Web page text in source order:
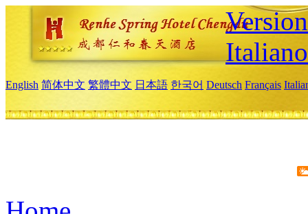
Italiano
English 简体中文 繁體中文 日本語 한국어 Deutsch Français